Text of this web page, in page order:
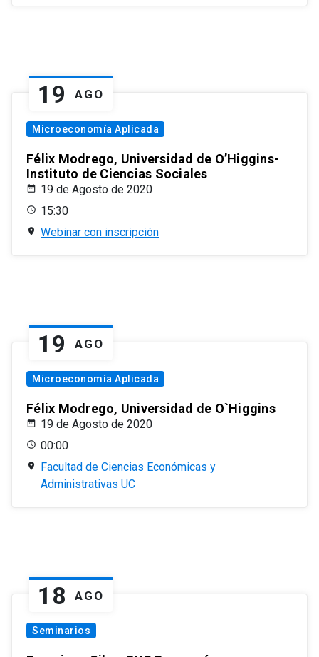
19 AGO
Microeconomía Aplicada
Félix Modrego, Universidad de O’Higgins-
Instituto de Ciencias Sociales
19 de Agosto de 2020
15:30
Webinar con inscripción
19 AGO
Microeconomía Aplicada
Félix Modrego, Universidad de O`Higgins
19 de Agosto de 2020
00:00
Facultad de Ciencias Económicas y
Administrativas UC
18 AGO
Seminarios